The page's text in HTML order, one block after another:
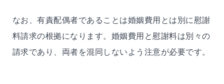
なお、有責配偶者であることは婚姻費用とは別に慰謝
料請求の根拠になります。婚姻費用と慰謝料は別々の
請求であり、両者を混同しないよう注意が必要です。